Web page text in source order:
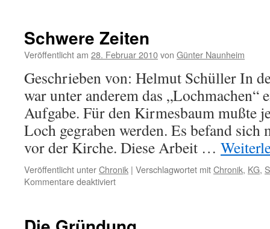
Schwere Zeiten
Veröffentlicht am 28. Februar 2010von Günter Naunheim
Geschrieben von: Helmut Schüller In
war unter anderem das „Lochmachen“
Aufgabe. Für den Kirmesbaum mußte
Loch gegraben werden. Es befand sich
vor der Kirche. Diese Arbeit …
Veröffentlicht unterChronik | Verschlagwortet mitChronik, KG,
Kommentare deaktiviertfür